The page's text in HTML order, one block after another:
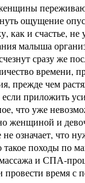
ощущение
как и счастье, не
малыша
сразу же
времени,
прежде чем
приложить
что уже
женщиной и
означает, что
такое походы по
и СПА-
провести время с